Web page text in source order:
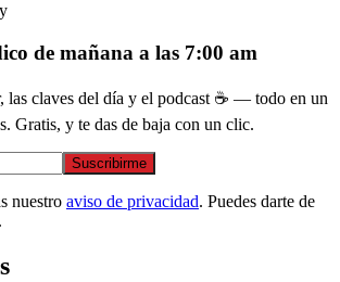
de mañana a las 7:00 am
las claves del día y el podcast ☕ — todo en un
Gratis, y te das de baja con un clic.
Suscribirme
nuestro aviso de privacidad. Puedes darte de